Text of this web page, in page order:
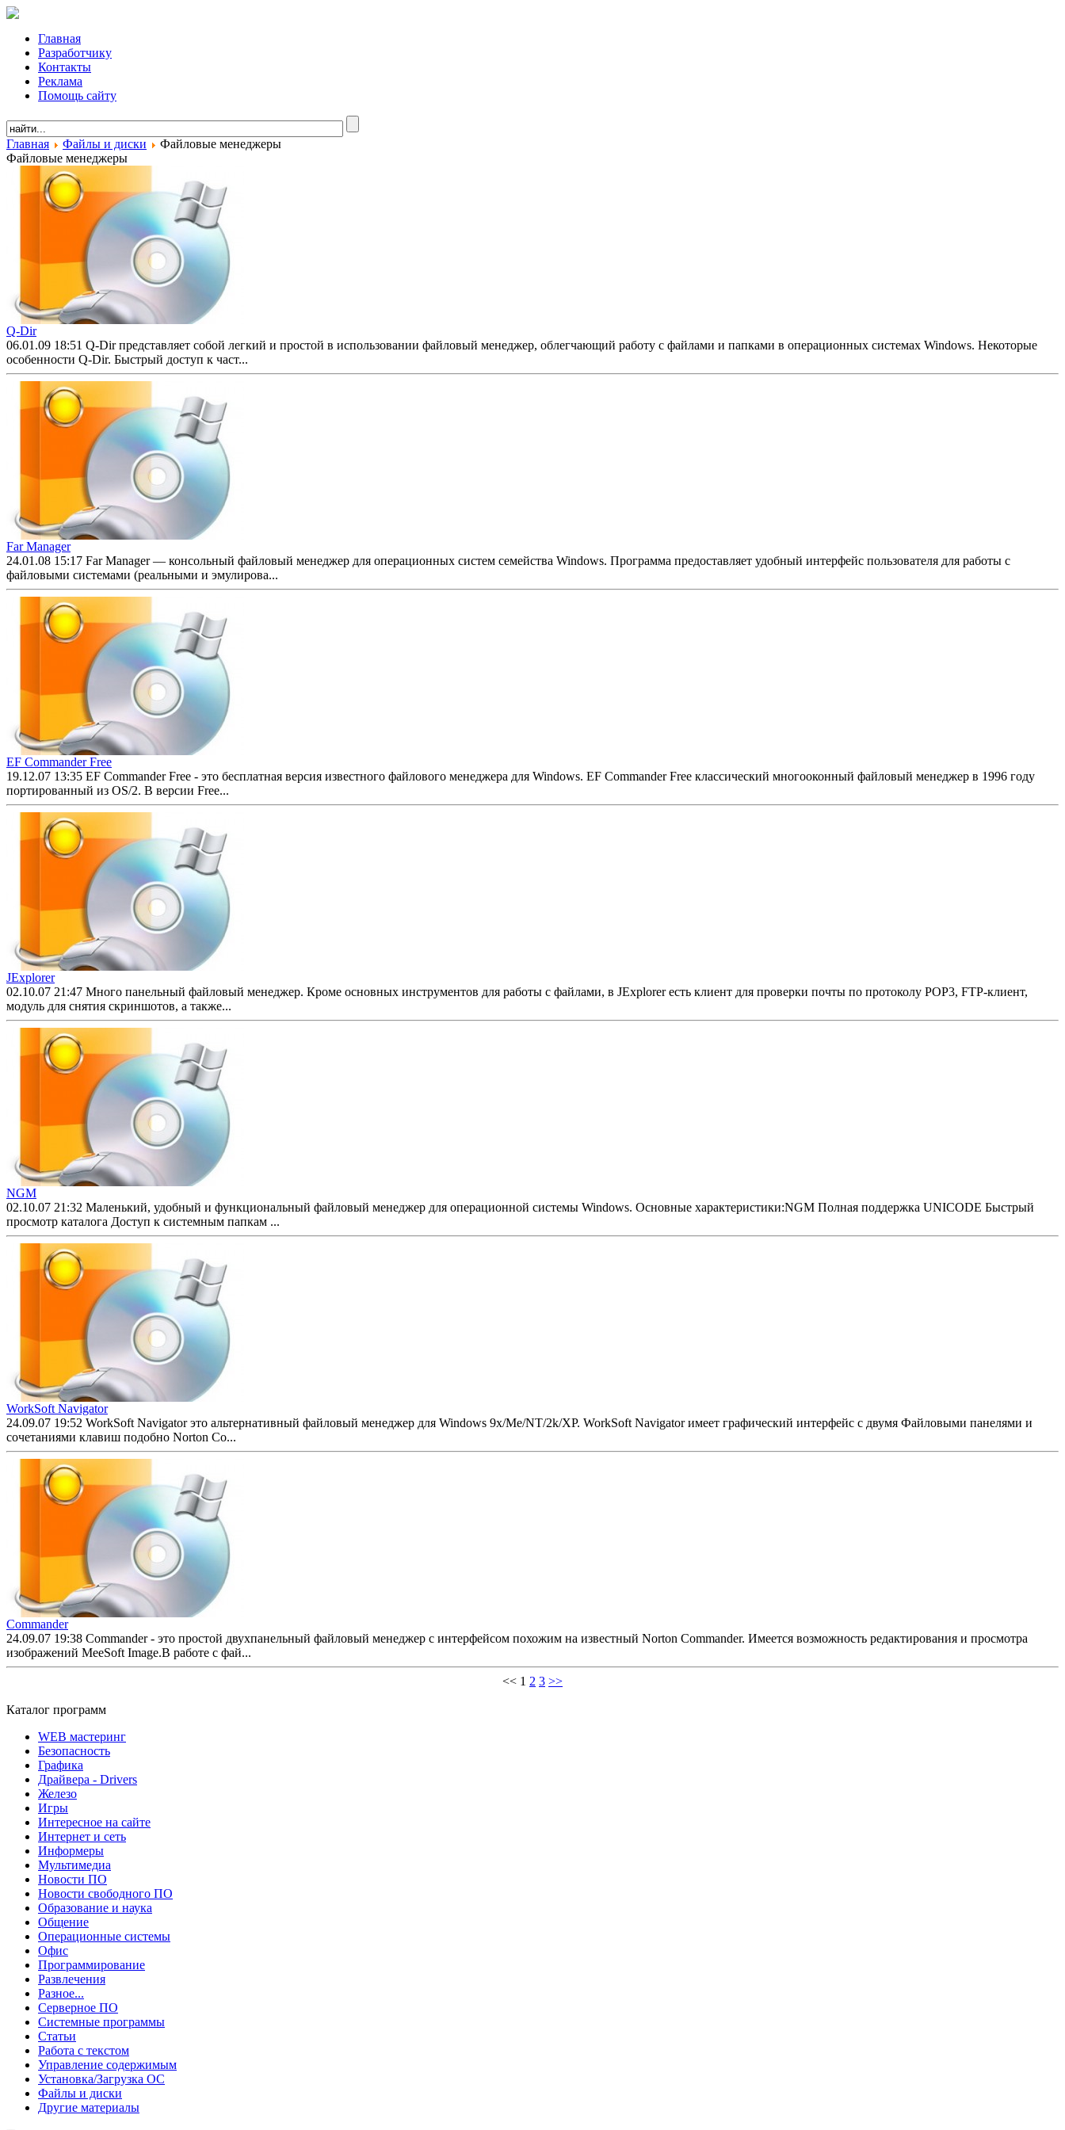
Главная
Разработчику
Контакты
Реклама
Помощь сайту
Главная Файлы и диски
Файловые менеджеры
Файловые менеджеры
Q-Dir
06.01.09 18:51 Q-Dir представляет собой легкий и простой в использовании файловый менеджер, облегчающий работу с файлами и папками в операционных системах Windows. Некоторые
особенности Q-Dir. Быстрый доступ к част...
Far Manager
24.01.08 15:17 Far Manager — консольный файловый менеджер для операционных систем семейства Windows. Программа предоставляет удобный интерфейс пользователя для работы с
файловыми системами (реальными и эмулирова...
EF Commander Free
19.12.07 13:35 EF Commander Free - это бесплатная версия известного файлового менеджера для Windows. EF Commander Free классический многооконный файловый менеджер в 1996 году
портированный из OS/2. В версии Free...
JExplorer
02.10.07 21:47 Много панельный файловый менеджер. Кроме основных инструментов для работы с файлами, в JExplorer есть клиент для проверки почты по протоколу POP3, FTP-клиент,
модуль для снятия скриншотов, а также...
NGM
02.10.07 21:32 Маленький, удобный и функциональный файловый менеджер для операционной системы Windows. Основные характеристики:NGM Полная поддержка UNICODE Быстрый
просмотр каталога Доступ к системным папкам ...
WorkSoft Navigator
24.09.07 19:52 WorkSoft Navigator это альтернативный файловый менеджер для Windows 9x/Me/NT/2k/XP. WorkSoft Navigator имеет графический интерфейс с двумя Файловыми панелями и
сочетаниями клавиш подобно Norton Co...
Commander
24.09.07 19:38 Commander - это простой двухпанельный файловый менеджер с интерфейсом похожим на известный Norton Commander. Имеется возможность редактирования и просмотра
изображений MeeSoft Image.В работе с фай...
<< 1 2 3 >>
Каталог программ
WEB мастеринг
Безопасность
Графика
Драйвера - Drivers
Железо
Игры
Интересное на сайте
Интернет и сеть
Информеры
Мультимедиа
Новости ПО
Новости свободного ПО
Образование и наука
Общение
Операционные системы
Офис
Программирование
Развлечения
Разное...
Серверное ПО
Системные программы
Статьи
Работа с текстом
Управление содержимым
Установка/Загрузка ОС
Файлы и диски
Другие материалы